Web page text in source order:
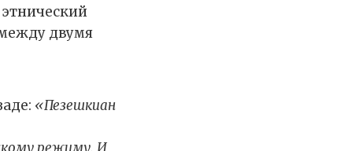
двумя
«Пезешкиан